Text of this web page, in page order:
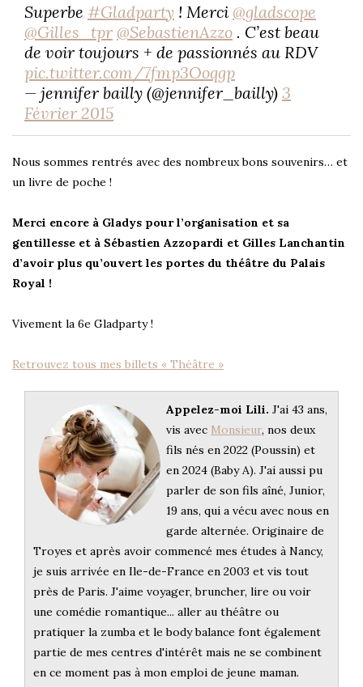
Superbe #Gladparty ! Merci @gladscope
@Gilles_tpr @SebastienAzzo . C’est beau
de voir toujours + de passionnés au RDV
pic.twitter.com/7fmp3Ooqgp
— jennifer bailly (@jennifer_bailly) 3
Février 2015
Nous sommes rentrés avec des nombreux bons souvenirs… et
un livre de poche !
Merci encore à Gladys pour l’organisation et sa
gentillesse et à Sébastien Azzopardi et Gilles Lanchantin
d’avoir plus qu’ouvert les portes du théâtre du Palais
Royal !
Vivement la 6e Gladparty !
Retrouvez tous mes billets « Théâtre »
Appelez-moi Lili. J'ai 43 ans,
vis avec Monsieur, nos deux
fils nés en 2022 (Poussin) et
en 2024 (Baby A). J'ai aussi pu
parler de son fils aîné, Junior,
19 ans, qui a vécu avec nous en
garde alternée. Originaire de
Troyes et après avoir commencé mes études à Nancy,
je suis arrivée en Ile-de-France en 2003 et vis tout
près de Paris. J'aime voyager, bruncher, lire ou voir
une comédie romantique... aller au théâtre ou
pratiquer la zumba et le body balance font également
partie de mes centres d'intérêt mais ne se combinent
en ce moment pas à mon emploi de jeune maman.